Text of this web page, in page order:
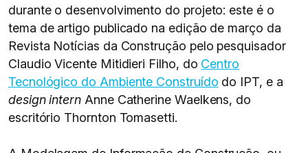
durante o desenvolvimento do projeto: este é o
tema de artigo publicado na edição de março da
Revista Notícias da Construção pelo pesquisador
Claudio Vicente Mitidieri Filho, do Centro
Tecnológico do Ambiente Construído do IPT, e a
design intern Anne Catherine Waelkens, do
escritório Thornton Tomasetti.